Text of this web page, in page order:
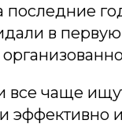
последние
в
чаще
эффективно